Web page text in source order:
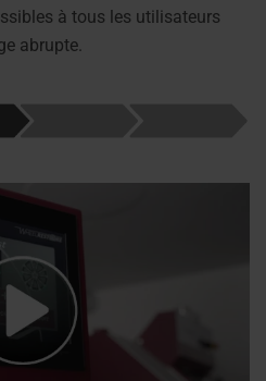
à tous les utilisateurs
abrupte.